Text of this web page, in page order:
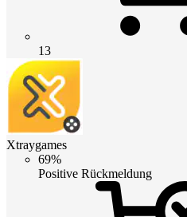
13
Xtraygames
69%
Positive Rückmeldung